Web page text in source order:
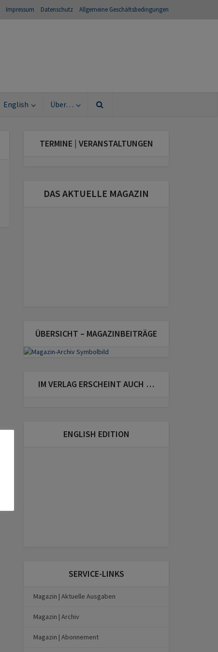
Impressum Datenschutz Allgemeine Geschäftsbedingungen
English Über…
TERMINE | VERANSTALTUNGEN
DAS AKTUELLE MAGAZIN
ÜBERSICHT – MAGAZINBEITRÄGE
IM VERLAG ERSCHEINT AUCH …
ENGLISH EDITION
SERVICE-LINKS
Magazin | Aktuelle Ausgaben
Magazin | Archiv
Magazin | Abonnement